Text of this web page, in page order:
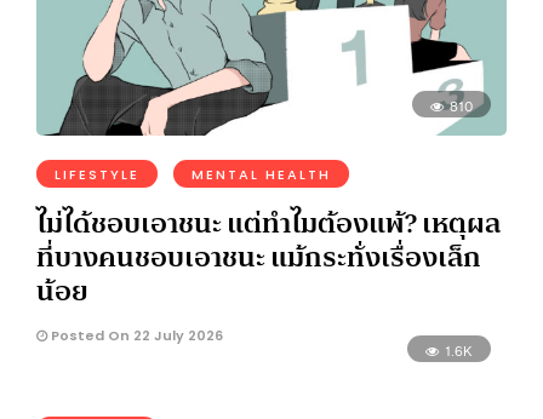
810
LIFESTYLE MENTAL HEALTH
ไม่ได้ชอบเอาชนะ แต่ทำไมต้องแพ้? เหตุผล
ที่บางคนชอบเอาชนะ แม้กระทั่งเรื่องเล็ก
น้อย
Posted On 22 July 2026
1.6K